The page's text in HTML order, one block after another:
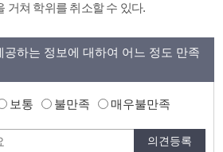
거쳐 학위를 취소할 수 있다.
공하는 정보에 대하여 어느 정도 만족
보통 불만족 매우불만족